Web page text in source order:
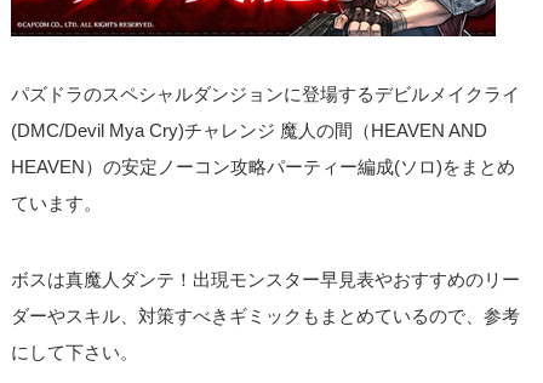
パズドラのスペシャルダンジョンに登場するデビルメイクライ
(DMC/Devil Mya Cry)チャレンジ 魔人の間（HEAVEN AND
HEAVEN）の安定ノーコン攻略パーティー編成(ソロ)をまとめ
ています。
ボスは真魔人ダンテ！出現モンスター早見表やおすすめのリー
ダーやスキル、対策すべきギミックもまとめているので、参考
にして下さい。